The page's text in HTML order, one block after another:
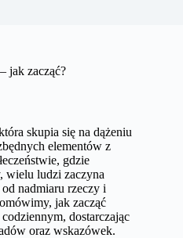
jak zacząć?
skupia się na dążeniu
elementów z
gdzie
wielu ludzi zaczyna
nadmiaru rzeczy i
jak zacząć
dostarczając
oraz wskazówek.